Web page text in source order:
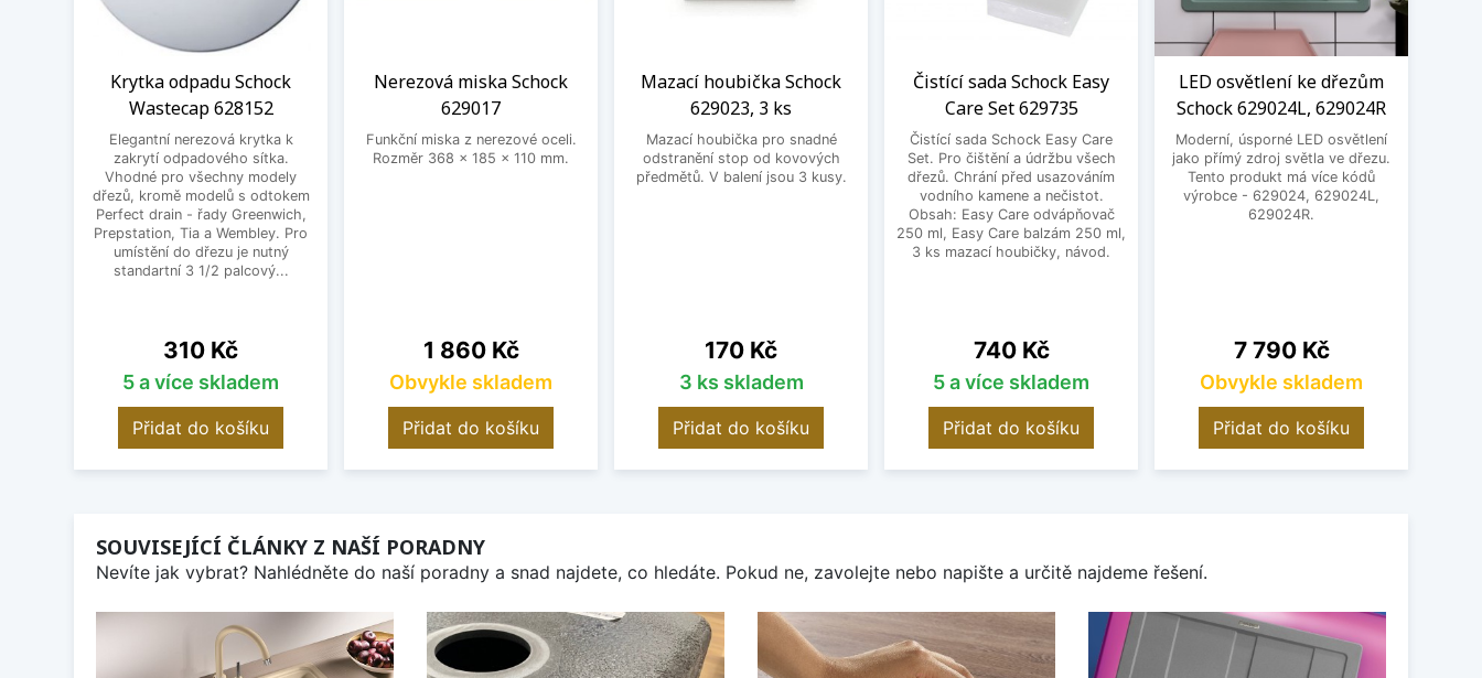
Krytka odpadu Schock
Wastecap 628152
Elegantní nerezová krytka k
zakrytí odpadového sítka.
Vhodné pro všechny modely
dřezů, kromě modelů s odtokem
Perfect drain - řady Greenwich,
Prepstation, Tia a Wembley. Pro
umístění do dřezu je nutný
standartní 3 1/2 palcový...
Cena
310 Kč
5 a více skladem
Přidat do košíku
Nerezová miska Schock
629017
Funkční miska z nerezové oceli.
Rozměr 368 x 185 x 110 mm.
Cena
1 860 Kč
Obvykle skladem
Přidat do košíku
Mazací houbička Schock
629023, 3 ks
Mazací houbička pro snadné
odstranění stop od kovových
předmětů. V balení jsou 3 kusy.
Cena
170 Kč
3 ks skladem
Přidat do košíku
Čistící sada Schock Easy
Care Set 629735
Čistící sada Schock Easy Care
Set. Pro čištění a údržbu všech
dřezů. Chrání před usazováním
vodního kamene a nečistot.
Obsah: Easy Care odvápňovač
250 ml, Easy Care balzám 250 ml,
3 ks mazací houbičky, návod.
Cena
740 Kč
5 a více skladem
Přidat do košíku
LED osvětlení ke dřezům
Schock 629024L, 629024R
Moderní, úsporné LED osvětlení
jako přímý zdroj světla ve dřezu.
Tento produkt má více kódů
výrobce - 629024, 629024L,
629024R.
Cena
7 790 Kč
Obvykle skladem
Přidat do košíku
SOUVISEJÍCÍ ČLÁNKY Z NAŠÍ PORADNY
Nevíte jak vybrat? Nahlédněte do naší poradny a snad najdete, co hledáte. Pokud ne, zavolejte nebo napište a určitě najdeme řešení.